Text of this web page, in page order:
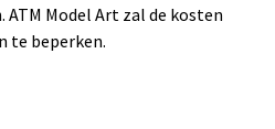
Model Art zal de kosten
te beperken.